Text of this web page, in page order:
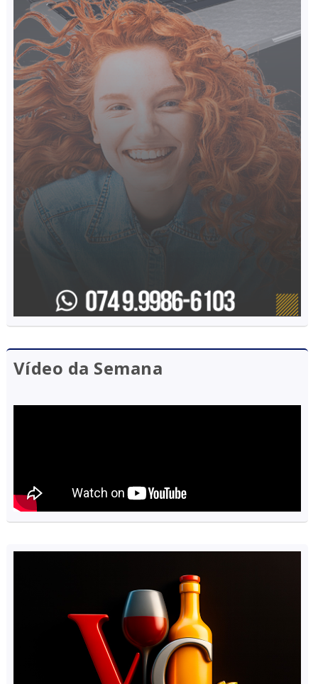
Vídeo da Semana